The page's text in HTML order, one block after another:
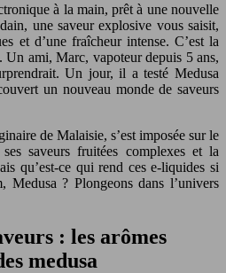
à la main, prêt à une nouvelle
une saveur explosive vous saisit,
et d’une fraîcheur intense. C’est la
Un ami, Marc, vapoteur depuis 5 ans,
Un jour, il a testé Medusa
un nouveau monde de saveurs
de Malaisie, s’est imposée sur le
saveurs fruitées complexes et la
qu’est-ce qui rend ces e-liquides si
Medusa ? Plongeons dans l’univers
: les arômes
medusa